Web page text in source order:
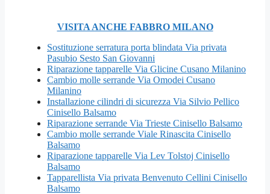
VISITA ANCHE FABBRO MILANO
Sostituzione serratura porta blindata Via privata
Pasubio Sesto San Giovanni
Riparazione tapparelle Via Glicine Cusano Milanino
Cambio molle serrande Via Omodei Cusano
Milanino
Installazione cilindri di sicurezza Via Silvio Pellico
Cinisello Balsamo
Riparazione serrande Via Trieste Cinisello Balsamo
Cambio molle serrande Viale Rinascita Cinisello
Balsamo
Riparazione tapparelle Via Lev Tolstoj Cinisello
Balsamo
Tapparellista Via privata Benvenuto Cellini Cinisello
Balsamo